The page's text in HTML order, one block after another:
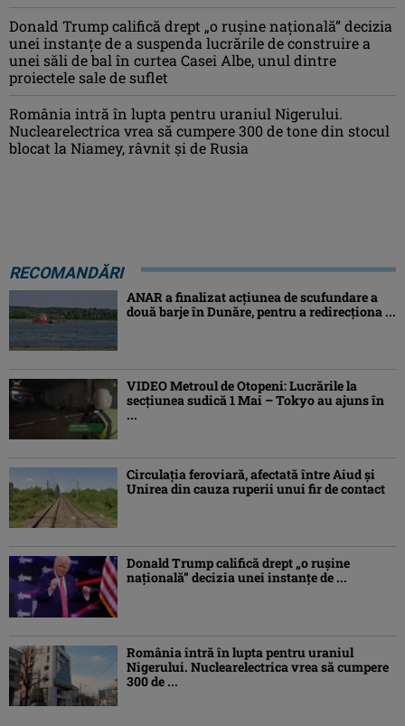
Donald Trump califică drept „o ruşine naţională” decizia
unei instanțe de a suspenda lucrările de construire a
unei săli de bal în curtea Casei Albe, unul dintre
proiectele sale de suflet
România intră în lupta pentru uraniul Nigerului.
Nuclearelectrica vrea să cumpere 300 de tone din stocul
blocat la Niamey, râvnit și de Rusia
RECOMANDĂRI
ANAR a finalizat acțiunea de scufundare a
două barje în Dunăre, pentru a redirecționa ...
VIDEO Metroul de Otopeni: Lucrările la
secțiunea sudică 1 Mai – Tokyo au ajuns în
...
Circulația feroviară, afectată între Aiud şi
Unirea din cauza ruperii unui fir de contact
Donald Trump califică drept „o ruşine
naţională” decizia unei instanțe de ...
România intră în lupta pentru uraniul
Nigerului. Nuclearelectrica vrea să cumpere
300 de ...